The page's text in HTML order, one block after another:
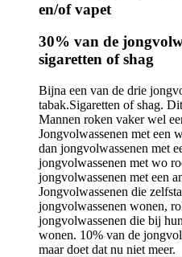
en/of vapet
Infogram
URL
30% van de
sigaretten of shag
Bijna een van de drie
tabak.Sigaretten of shag.
Mannen roken vaker wel
Jongvolwassenen met een
dan jongvolwassenen met
jongvolwassenen met wo
jongvolwassenen met een
Jongvolwassenen die
jongvolwassenen wonen,
jongvolwassenen die bij
wonen. 10% van de
maar doet dat nu niet meer.